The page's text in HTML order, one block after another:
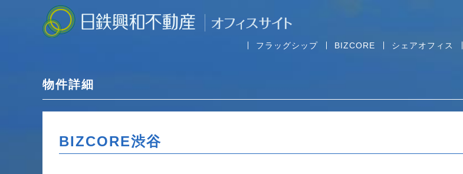
フラッグシップ BIZCORE シェアオフィス
物件詳細
BIZCORE渋谷